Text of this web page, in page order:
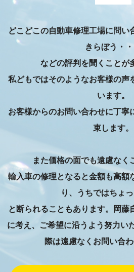
どこどこの自動車修理工場に問い
きらぼう・・
などの評判を聞くことが
私どもではそのようなお客様の声
います。
お客様からのお問い合わせに丁寧
束します。
また価格の面でも遠慮なく
輸入車の修理となると金額も高額
り、うちではちょっ
と断られることもあります。岡藤
に考え、ご希望に沿うよう努力い
際は遠慮なくお問い合わ